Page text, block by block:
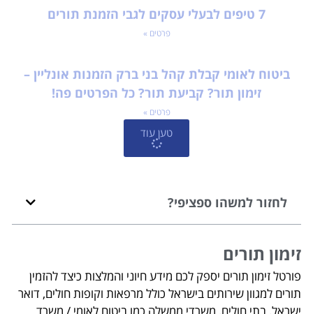
7 טיפים לבעלי עסקים לגבי הזמנת תורים
פרטים »
ביטוח לאומי קבלת קהל בני ברק הזמנות אונליין –
זימון תור? קביעת תור? כל הפרטים פה!
פרטים »
טען עוד
לחזור למשהו ספציפי?
זימון תורים
פורטל זימון תורים יספק לכם מידע חיוני והמלצות כיצד להזמין
תורים למגוון שירותים בישראל כולל מרפאות וקופות חולים, דואר
ישראל, בתי חולים, משרדי ממשלה כמו ביטוח לאומי / משרד